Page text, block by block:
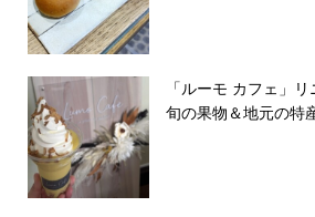
「ルーモ カフェ」
旬の果物＆地元の特